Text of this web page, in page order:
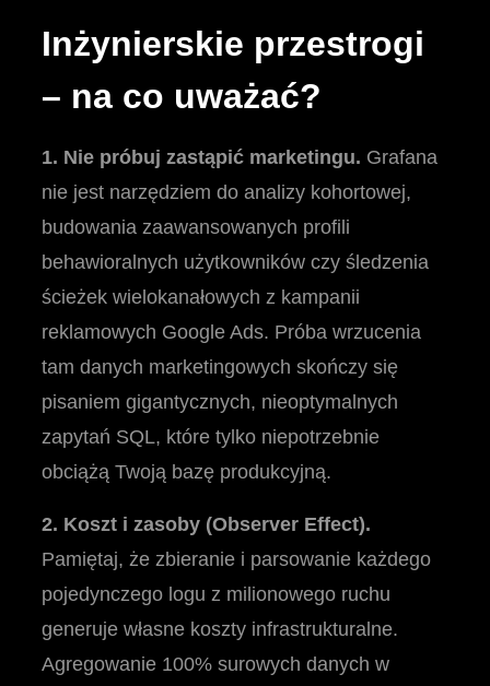
Inżynierskie przestrogi
– na co uważać?
1. Nie próbuj zastąpić marketingu. Grafana
nie jest narzędziem do analizy kohortowej,
budowania zaawansowanych profili
behawioralnych użytkowników czy śledzenia
ścieżek wielokanałowych z kampanii
reklamowych Google Ads. Próba wrzucenia
tam danych marketingowych skończy się
pisaniem gigantycznych, nieoptymalnych
zapytań SQL, które tylko niepotrzebnie
obciążą Twoją bazę produkcyjną.
2. Koszt i zasoby (Observer Effect).
Pamiętaj, że zbieranie i parsowanie każdego
pojedynczego logu z milionowego ruchu
generuje własne koszty infrastrukturalne.
Agregowanie 100% surowych danych w